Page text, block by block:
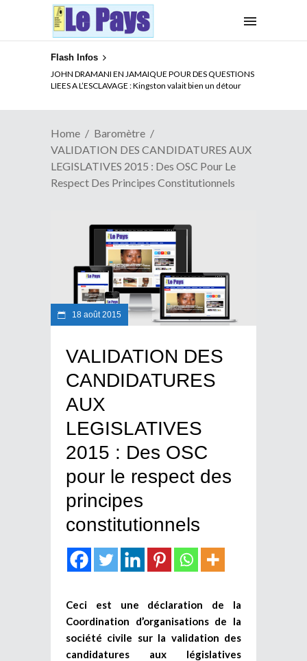
Flash Infos
ELECTION DE TALON A LA TETE DU SENAT BENINOIS :
Quand Patrice quitte le pouvoir sans partir !
Home
Baromètre
VALIDATION DES CANDIDATURES AUX
LEGISLATIVES 2015 : Des OSC Pour Le
Respect Des Principes Constitutionnels
18 août 2015
VALIDATION DES
CANDIDATURES
AUX
LEGISLATIVES
2015 : Des OSC
pour le respect des
principes
constitutionnels
Ceci est une déclaration de la
Coordination d’organisations de la
société civile sur la validation des
candidatures aux législatives